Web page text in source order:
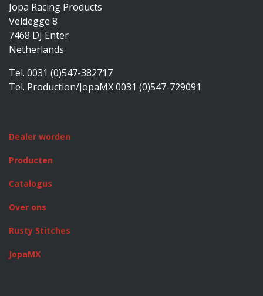
Jopa Racing Products
Veldegge 8
7468 DJ Enter
Netherlands
Tel. 0031 (0)547-382717
Tel. Production/JopaMX 0031 (0)547-729091
Dealer worden
Producten
Catalogus
Over ons
Rusty Stitches
JopaMX